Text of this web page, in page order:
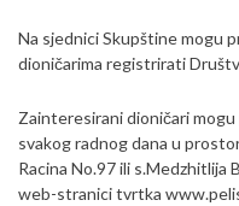
Na sjednici Skupštine mogu
dioničarima registrirati
Zainteresirani dioničari
svakog radnog dana u
Racina No.97 ili s.Medzhitlija
web-stranici tvrtka